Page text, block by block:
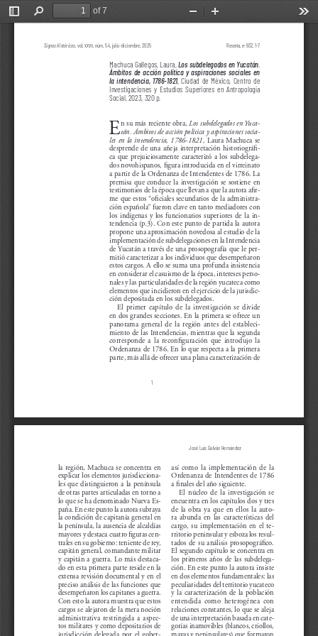
Toggle
Find
of 7
Zoom
1
Signos Históricos , vol. xxvii, núm. 54, julio-diciembre, 2025 Reseña, e-932, 1-7
Machuca Gallegos, Laura, Los subdelegados en Yucatán.
Ámbitos  de  acción  política  y  aspiraciones  sociales  en
la intendencia, 1786-1821, Ciudad de México, Centro de
Investigaciones y Estudios Superiores en Antropología
Social, 2023, 320 p.
En su más reciente obra, Los subdelegados en Yuca-
tán. Ámbitos de acción política y aspiraciones socia-
les  en  la  intendencia,  1786-1821, Laura  Machuca  se
desprende  de  una  añeja  interpretación  historiográfi-
ca que prejuiciosamente caracterizó a los subdelega-
dos novohispanos, figura introducida en el virreinato
a partir de la Ordenanza de Intendentes de 1786. La
premisa  que  conduce  la  investigación  se  sostiene  en
testimonios de la época que llevan a que la autora afir-
me que estos “oficiales secundarios de la administra-
ción española” fueron clave en tanto mediadores con
los  indígenas  y  los  funcionarios  superiores  de  la  in-
tendencia (p.3). Con este punto de partida la autora
propone una aproximación novedosa al estudio de la
implementación de subdelegaciones en la Intendencia
de Yucatán a través de una prosopografía que le per-
mitió caracterizar a los individuos que desempeñaron
estos cargos. A ello se suma una profunda insistencia
en considerar el casuismo de la época, intereses perso-
nales y las particularidades de la región yucateca como
elementos que incidieron en el ejercicio de la jurisdic-
ción depositada en los subdelegados.
El  primer  capítulo  de  la  investigación  se  divide
en dos grandes secciones. En la primera se ofrece un
panorama  general  de  la  región  antes  del  estableci-
miento de las Intendencias, mientras que la segunda
corresponde  a  la  reconfiguración  que  introdujo  la
Ordenanza de 1786. En lo que respecta a la primera
parte, más allá de ofrecer una plana caracterización de
José Luis Galván Hernández
la región, Machuca se concentra en
explicar los elementos jurisdicciona-
les que distinguieron a la península
de otras partes articuladas en torno a
lo que se ha denominado Nueva Es-
paña. En este punto la autora subraya
la condición de capitanía general en
la península, la ausencia de alcaldías
mayores y destaca cuatro figuras cen-
trales en su gobierno: teniente de rey,
capitán general, comandante militar
y capitán a guerra. Lo más destaca-
do en esta primera parte reside en la
extensa revisión documental y en el
preciso análisis de las funciones que
desempeñaron los capitanes a guerra.
Con esto la autora muestra que estos
cargos se alejaron de la mera noción
administrativa  restringida  a  aspec-
tos militares y como depositarios de
jurisdicción  delegada  por  el  gober-
así  como  la  implementación  de  la
Ordenanza de Intendentes de 1786
a finales del año siguiente.
El  núcleo  de  la  investigación  se
encuentra en los capítulos dos y tres
de  la  obra  ya  que  en  ellos  la  auto-
ra  abunda  en  las  características  del
cargo,  su  implementación  en  el  te-
rritorio peninsular y esboza los resul-
tados  de  su  análisis  prosopográfico.
El segundo capítulo se concentra en
los  primeros  años  de  las  subdelega-
ción. En este punto la autora insiste
en dos elementos fundamentales: las
peculiaridades del territorio yucateco
y  la  caracterización  de  la  población
entendida  como  heterogénea  con
relaciones constantes, lo que se aleja
de una interpretación basada en cate-
gorías inamovibles (blancos, criollos,
mayas y peninsulares) que formaron